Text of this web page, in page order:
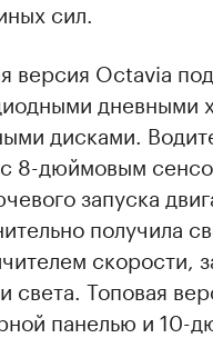
сил.
версия Octavia
дневными
дисками.
8-дюймовым
запуска
получила
скорости,
света. Топовая
панелью и 10-